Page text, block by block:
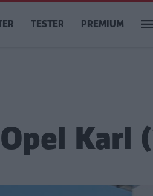
TESTER PREMIUM
Karl